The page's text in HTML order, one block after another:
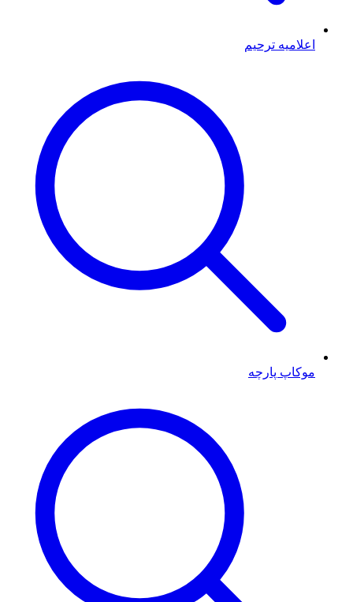
اعلامیه ترحیم
موکاپ پارچه